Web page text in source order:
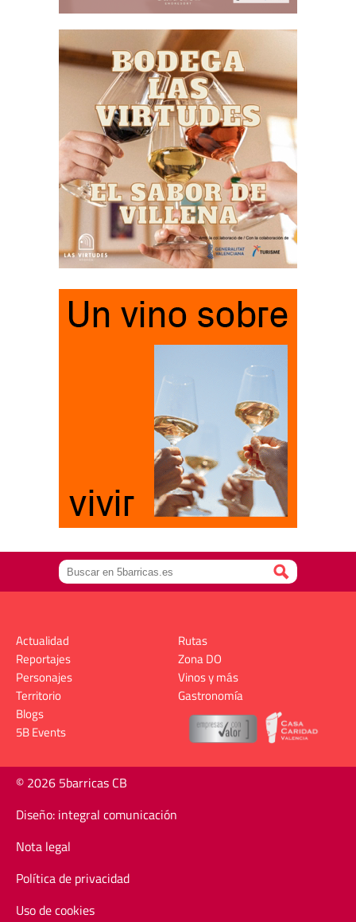
Actualidad
Reportajes
Personajes
Territorio
Rutas
Zona DO
Vinos y más
Gastronomía
Blogs
5B Events
© 2026 5barricas CB
Diseño: integral comunicación
Nota legal
Política de privacidad
Uso de cookies